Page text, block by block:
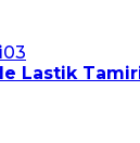
03
Lastik